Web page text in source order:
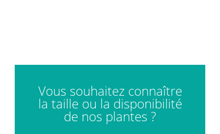
Vous souhaitez connaître
la taille ou la disponibilité
de nos plantes ?